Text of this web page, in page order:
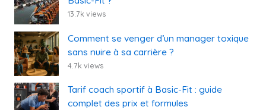
13.7k views
Comment se venger d’un manager toxique
sans nuire à sa carrière ?
4.7k views
Tarif coach sportif à Basic-Fit : guide
complet des prix et formules